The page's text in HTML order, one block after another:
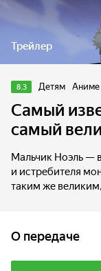
Трейлер
8.3 Детям Аниме
Самый
самый
Мальчик Ноэль —
и истребителя
таким же
основать
ораторский
знамёна убийц и
О передаче